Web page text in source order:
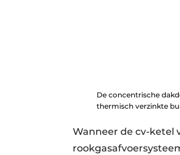
De concentrische
thermisch verzinkte
Wanneer de cv-ketel